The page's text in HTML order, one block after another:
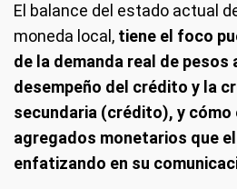
El balance del estado actual
moneda local, tiene el foco
de la demanda real de pesos
desempeño del crédito y la
secundaria (crédito), y
agregados monetarios que
enfatizando en su